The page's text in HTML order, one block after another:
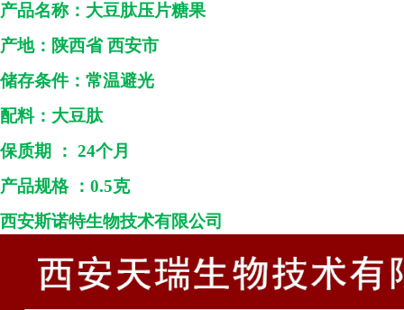
产品名称： 大豆肽压片糖果
产地： 陕西省 西安市
储存条件：常温避光
配料： 大豆肽
保质期
： 24个月
产品规格
： 0.5克
西安斯诺特生物技术有限公司